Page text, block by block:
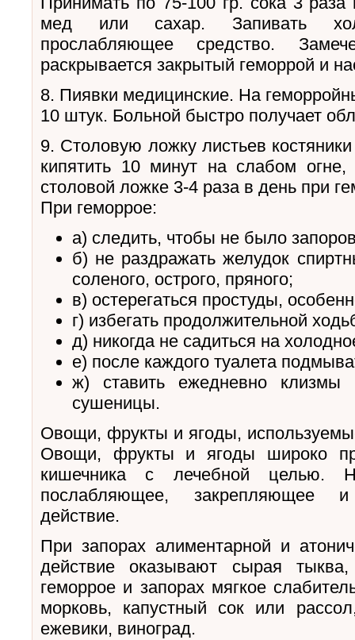
мед или сахар. Запивать
прослабляющее средство.
раскрывается закрытый геморрой и
8. Пиявки медицинские. На
10 штук. Больной быстро получает
9. Столовую ложку листьев
кипятить 10 минут на слабом
столовой ложке 3-4 раза в день при
При геморрое:
а) следить, чтобы не было
б) не раздражать желудок
соленого, острого, пряного;
в) остерегаться простуды,
г) избегать продолжительной
д) никогда не садиться на
е) после каждого туалета
ж) ставить ежедневно
сушеницы.
Овощи, фрукты и ягоды,
Овощи, фрукты и ягоды широко
кишечника с лечебной целью.
послабляющее, закрепляющее
действие.
При запорах алиментарной и
действие оказывают сырая
геморрое и запорах мягкое
морковь, капустный сок или
ежевики, виноград.